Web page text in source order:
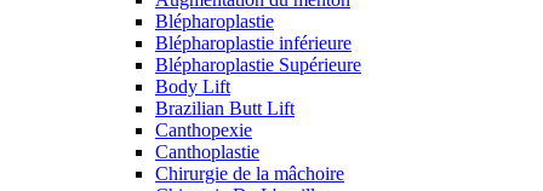
Blépharoplastie
Blépharoplastie inférieure
Blépharoplastie Supérieure
Body Lift
Brazilian Butt Lift
Canthopexie
Canthoplastie
Chirurgie de la mâchoire